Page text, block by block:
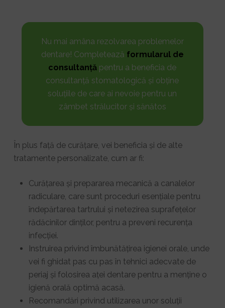
Nu mai amâna rezolvarea problemelor
dentare! Completează formularul de
consultanță pentru a beneficia de
consultanță stomatologică și obține
soluțiile de care ai nevoie pentru un
zâmbet strălucitor și sănătos
În plus față de curățare, vei beneficia și de alte
tratamente personalizate, cum ar fi:
Curățarea și prepararea mecanică a canalelor
radiculare, care sunt proceduri esențiale pentru
îndepărtarea tartrului și netezirea suprafețelor
rădăcinilor dinților, pentru a preveni recurența
infecției.
Instruirea privind îmbunătățirea igienei orale, unde
vei fi ghidat pas cu pas în tehnici adecvate de
periaj și folosirea aței dentare pentru a menține o
igienă orală optimă acasă.
Recomandări privind utilizarea unor soluții